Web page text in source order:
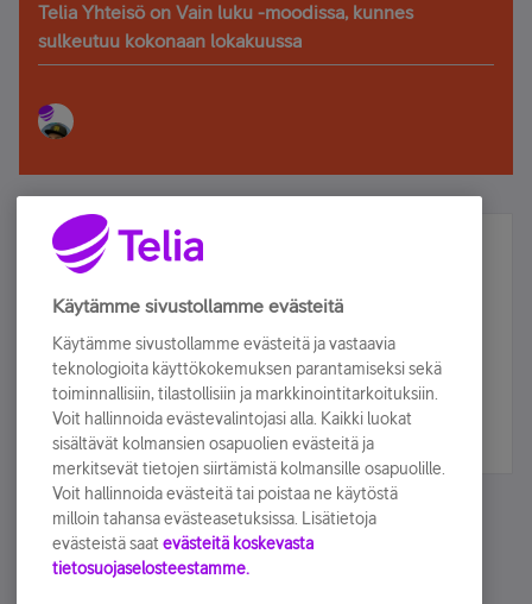
Telia Yhteisö on Vain luku -moodissa, kunnes
sulkeutuu kokonaan lokakuussa
Älä jää paitsi – osallistu ja voita!
Tilaa Telian uutiskirje ja olet mukana arvonnassa.
sähköpostiisi.
Tilaa nyt
Käytämme sivustollamme evästeitä
Käytämme sivustollamme evästeitä ja vastaavia
teknologioita käyttökokemuksen parantamiseksi sekä
toiminnallisiin, tilastollisiin ja markkinointitarkoituksiin.
Voit hallinnoida evästevalintojasi alla. Kaikki luokat
sisältävät kolmansien osapuolien evästeitä ja
merkitsevät tietojen siirtämistä kolmansille osapuolille.
Voit hallinnoida evästeitä tai poistaa ne käytöstä
milloin tahansa evästeasetuksissa. Lisätietoja
evästeistä saat evästeitä koskevasta
tietosuojaselosteestamme.